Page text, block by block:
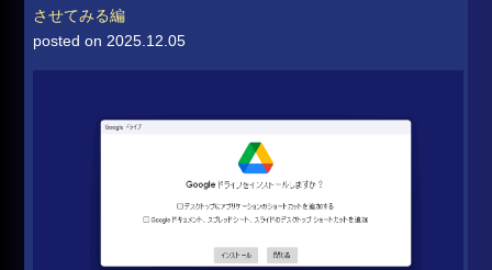
させてみる編
posted on 2025.12.05